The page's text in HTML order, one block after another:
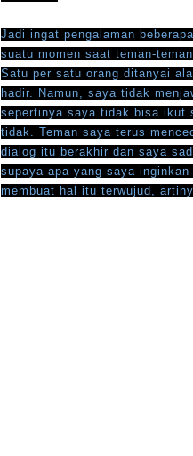
Jadi ingat pengalaman
suatu momen saat teman-
Satu per satu orang ditanyai
hadir. Namun, saya tidak
sepertinya saya tidak bisa ikut
tidak. Teman saya terus
dialog itu berakhir dan saya
supaya apa yang saya
membuat hal itu terwujud,